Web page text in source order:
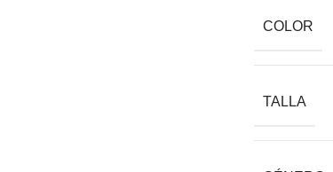
COLOR
TALLA